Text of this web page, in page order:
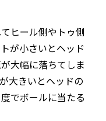
ヒール側やトゥ側
が小さいとヘッド
大幅に落ちてしま
大きいとヘッドの
でボールに当たる